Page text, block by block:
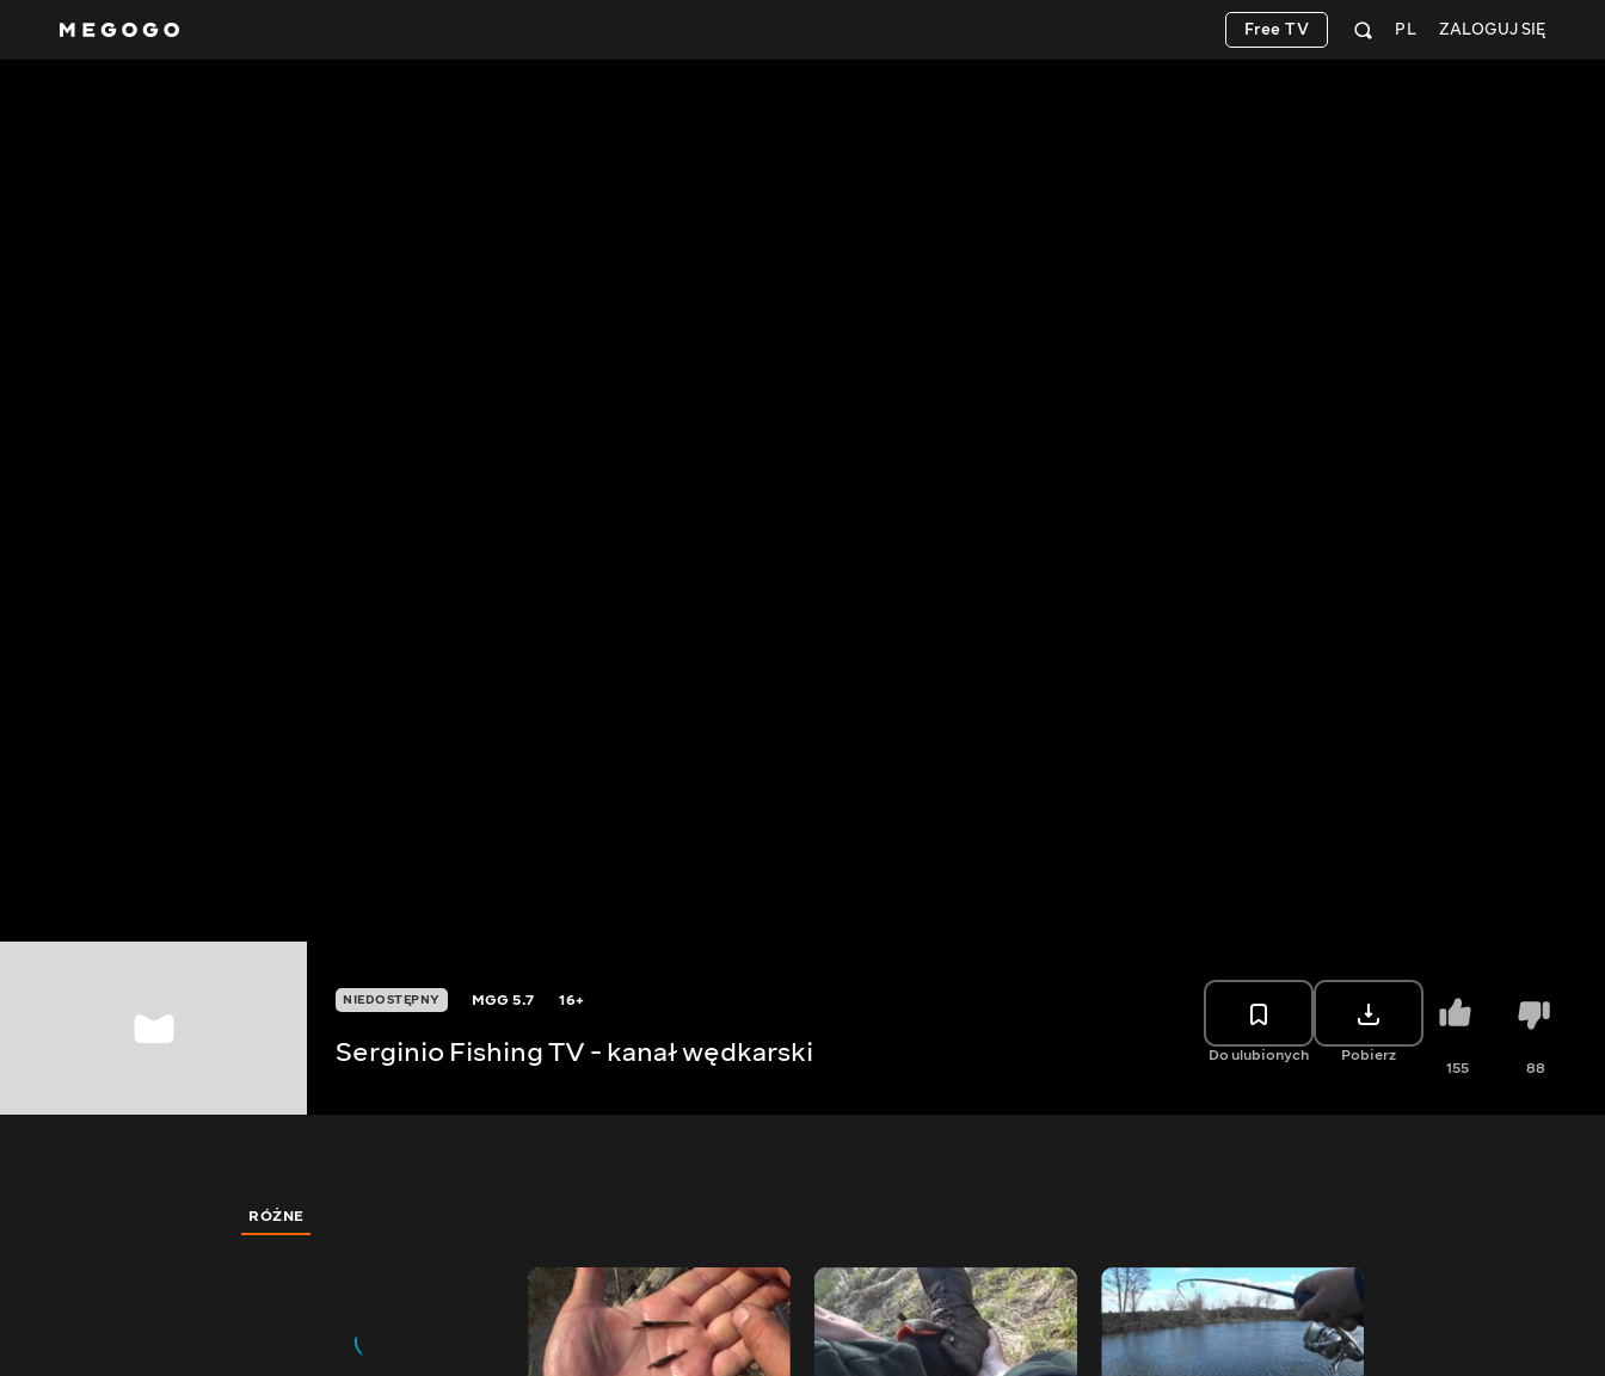
ZALOGUJ SIĘ
PL
Free TV
NIEDOSTĘPNY MGG5.7 16+
Serginio Fishing TV - kanał wędkarski Do ulubionych Pobierz
155 88
RÓŻNE